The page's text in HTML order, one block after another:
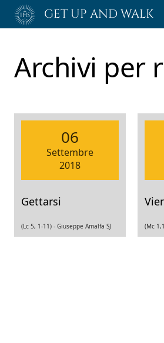
Passa
GET UP AND WALK
Archivi per
06
Settembre
2018
Gettarsi
(Lc 5, 1-11) - Giuseppe Amalfa SJ (Mc